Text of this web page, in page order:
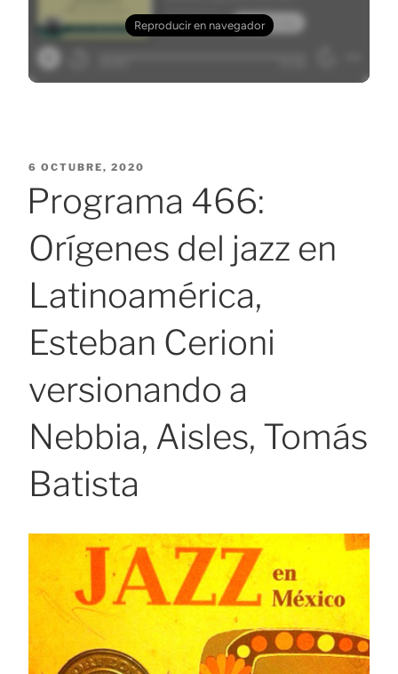
PUBLICADO
6 OCTUBRE, 2020
Programa 466:
Orígenes del jazz en
Latinoamérica,
Esteban Cerioni
versionando a
Nebbia, Aisles, Tomás
Batista